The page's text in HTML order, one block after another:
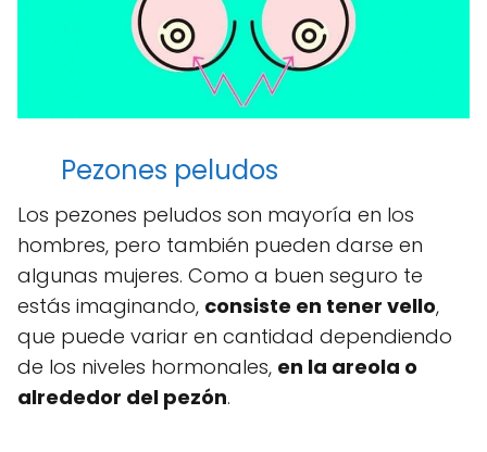
Pezones peludos
Los pezones peludos son mayoría en los
hombres, pero también pueden darse en
algunas mujeres. Como a buen seguro te
estás imaginando, consiste en tener vello,
que puede variar en cantidad dependiendo
de los niveles hormonales, en la areola o
alrededor del pezón.